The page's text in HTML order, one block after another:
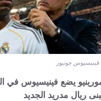
فينيسيوس جونيور
يضع فينيسيوس في
ريال مدريد الجديد